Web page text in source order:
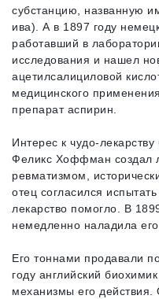
субстанцию, названную
ива). А в 1897 году
работавший в
исследования и нашел
ацетилсалициловой
медицинского
препарат аспирин.
Интерес к чудо-
Феликс Хоффман создал
ревматизмом,
отец согласился
лекарство помогло. В
немедленно наладила его
Его тоннами продавали
году английский
механизмы его действия.